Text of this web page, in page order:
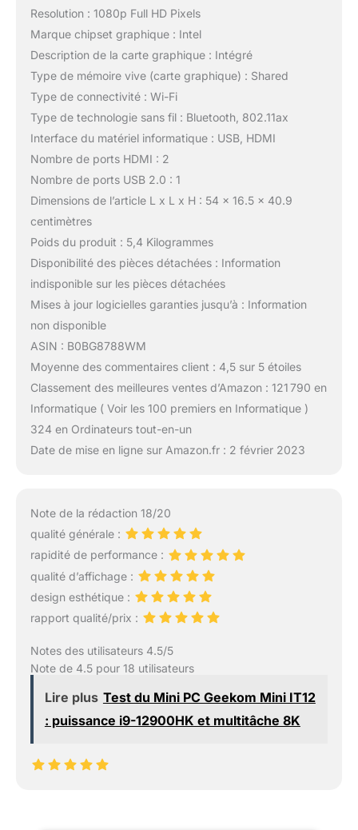
Resolution : 1080p Full HD Pixels
Marque chipset graphique : Intel
Description de la carte graphique : Intégré
Type de mémoire vive (carte graphique) : Shared
Type de connectivité : Wi-Fi
Type de technologie sans fil : Bluetooth, 802.11ax
Interface du matériel informatique : USB, HDMI
Nombre de ports HDMI : 2
Nombre de ports USB 2.0 : 1
Dimensions de l’article L x L x H : 54 x 16.5 x 40.9
centimètres
Poids du produit : 5,4 Kilogrammes
Disponibilité des pièces détachées : Information
indisponible sur les pièces détachées
Mises à jour logicielles garanties jusqu’à : Information
non disponible
ASIN : B0BG8788WM
Moyenne des commentaires client : 4,5 sur 5 étoiles
Classement des meilleures ventes d’Amazon : 121 790 en
Informatique ( Voir les 100 premiers en Informatique )
324 en Ordinateurs tout-en-un
Date de mise en ligne sur Amazon.fr : 2 février 2023
Note de la rédaction 18/20
qualité générale :
rapidité de performance :
qualité d’affichage :
design esthétique :
rapport qualité/prix :
Notes des utilisateurs 4.5/5
Note de 4.5 pour 18 utilisateurs
Lire plus Test du Mini PC Geekom Mini IT12
: puissance i9-12900HK et multitâche 8K